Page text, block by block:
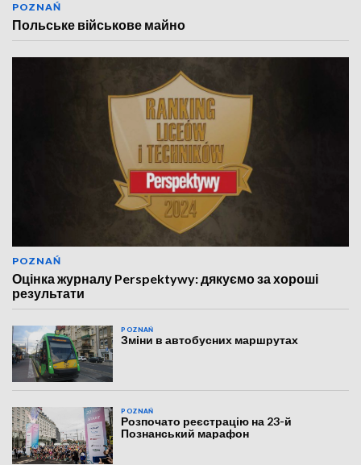
POZNAŃ
Польське військове майно
POZNAŃ
Оцінка журналу Perspektywy: дякуємо за хороші
результати
POZNAŃ
Зміни в автобусних маршрутах
POZNAŃ
Розпочато реєстрацію на 23-й
Познанський марафон